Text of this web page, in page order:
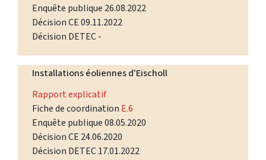
Enquête publique 26.08.2022
Décision CE 09.11.2022
Décision DETEC -
Installations éoliennes d'Eischoll
Rapport explicatif
Fiche de coordination E.6
Enquête publique 08.05.2020
Décision CE 24.06.2020
Décision DETEC 17.01.2022